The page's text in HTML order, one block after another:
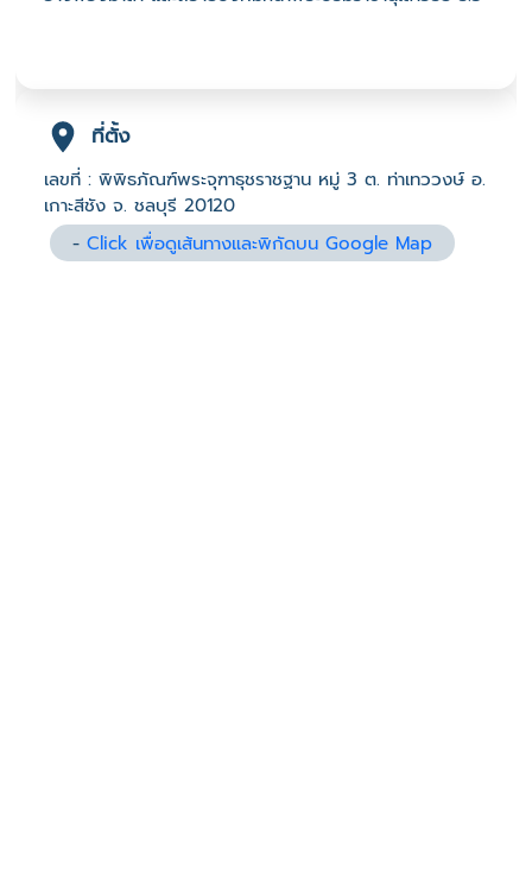
ที่ตั้ง
เลขที่ : พิพิธภัณฑ์พระจุฑาธุชราชฐาน หมู่ 3 ต. ท่าเทววงษ์ อ.
เกาะสีชัง จ. ชลบุรี 20120
-Click เพื่อดูเส้นทางและพิกัดบน Google Map